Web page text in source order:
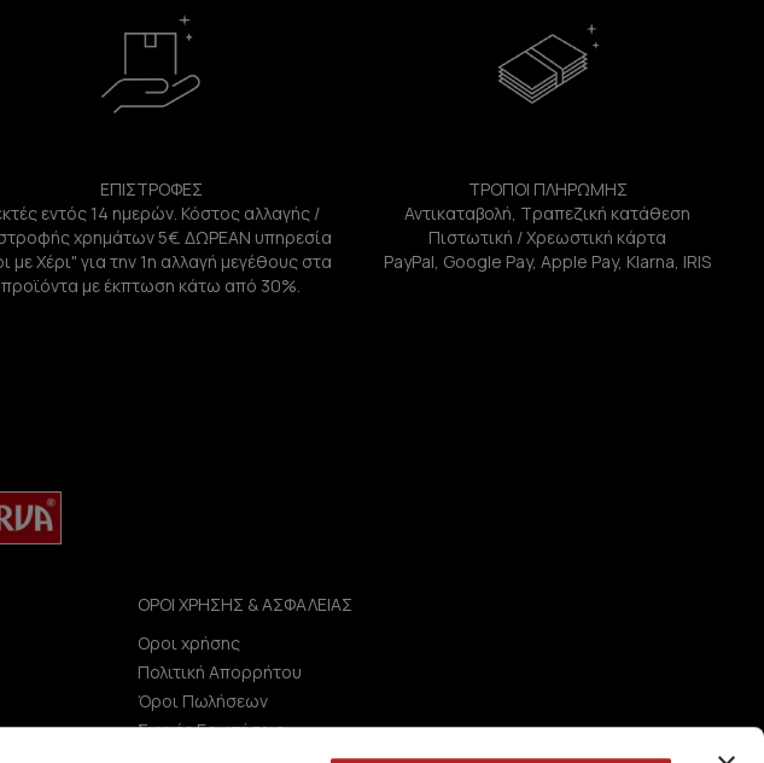
ΕΠΙΣΤΡΟΦΕΣ
εντός 14 ημερών. Κόστος αλλαγής /
χρημάτων 5€. ΔΩΡΕΑΝ υπηρεσία
με Χέρι" για την 1η αλλαγή μεγέθους στα
προϊόντα με έκπτωση κάτω από 30%.
ΤΡΟΠΟΙ ΠΛΗΡΩΜΗΣ
Αντικαταβολή, Τραπεζική κατάθεση
Πιστωτική / Χρεωστική κάρτα
PayPal, Google Pay, Apple Pay, Klarna, IRIS
ΟΡΟΙ ΧΡΗΣΗΣ & ΑΣΦΑΛΕΙΑΣ
Οροι χρήσης
Πολιτική Απορρήτου
Όροι Πωλήσεων
Συχνές Ερωτήσεις